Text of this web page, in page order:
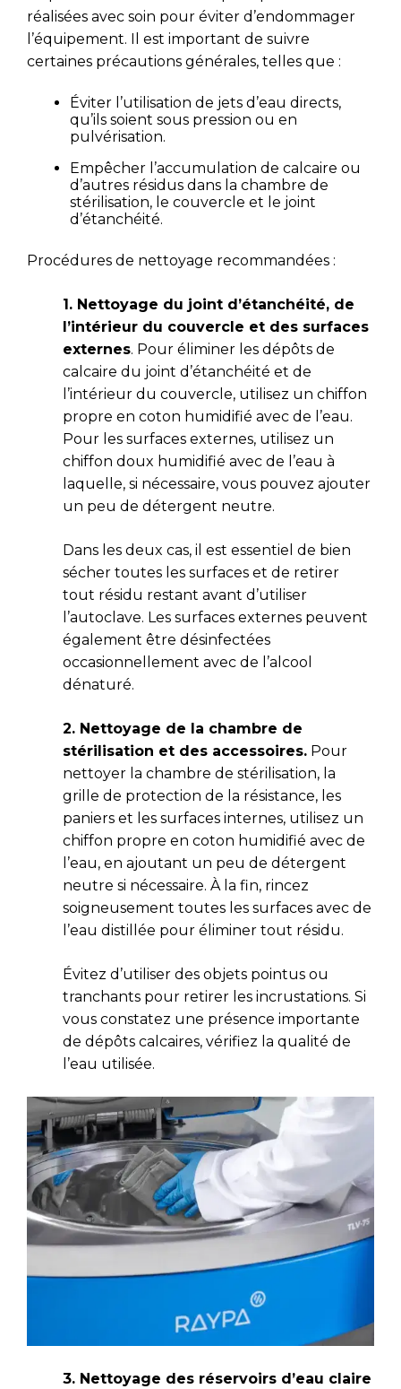
réalisées avec soin pour éviter d’endommager
l’équipement. Il est important de suivre
certaines précautions générales, telles que :
Éviter l’utilisation de jets d’eau directs,
qu’ils soient sous pression ou en
pulvérisation.
Empêcher l’accumulation de calcaire ou
d’autres résidus dans la chambre de
stérilisation, le couvercle et le joint
d’étanchéité.
Procédures de nettoyage recommandées :
1. Nettoyage du joint d’étanchéité, de
l’intérieur du couvercle et des surfaces
externes. Pour éliminer les dépôts de
calcaire du joint d’étanchéité et de
l’intérieur du couvercle, utilisez un chiffon
propre en coton humidifié avec de l’eau.
Pour les surfaces externes, utilisez un
chiffon doux humidifié avec de l’eau à
laquelle, si nécessaire, vous pouvez ajouter
un peu de détergent neutre.
Dans les deux cas, il est essentiel de bien
sécher toutes les surfaces et de retirer
tout résidu restant avant d’utiliser
l’autoclave. Les surfaces externes peuvent
également être désinfectées
occasionnellement avec de l’alcool
dénaturé.
2. Nettoyage de la chambre de
stérilisation et des accessoires. Pour
nettoyer la chambre de stérilisation, la
grille de protection de la résistance, les
paniers et les surfaces internes, utilisez un
chiffon propre en coton humidifié avec de
l’eau, en ajoutant un peu de détergent
neutre si nécessaire. À la fin, rincez
soigneusement toutes les surfaces avec de
l’eau distillée pour éliminer tout résidu.
Évitez d’utiliser des objets pointus ou
tranchants pour retirer les incrustations. Si
vous constatez une présence importante
de dépôts calcaires, vérifiez la qualité de
l’eau utilisée.
3. Nettoyage des réservoirs d’eau claire